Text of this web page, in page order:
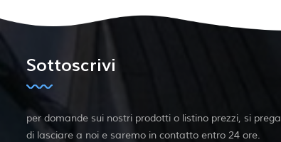
Sottoscrivi
per domande sui nostri prodotti o listino prezzi, si prega
di lasciare a noi e saremo in contatto entro 24 ore.